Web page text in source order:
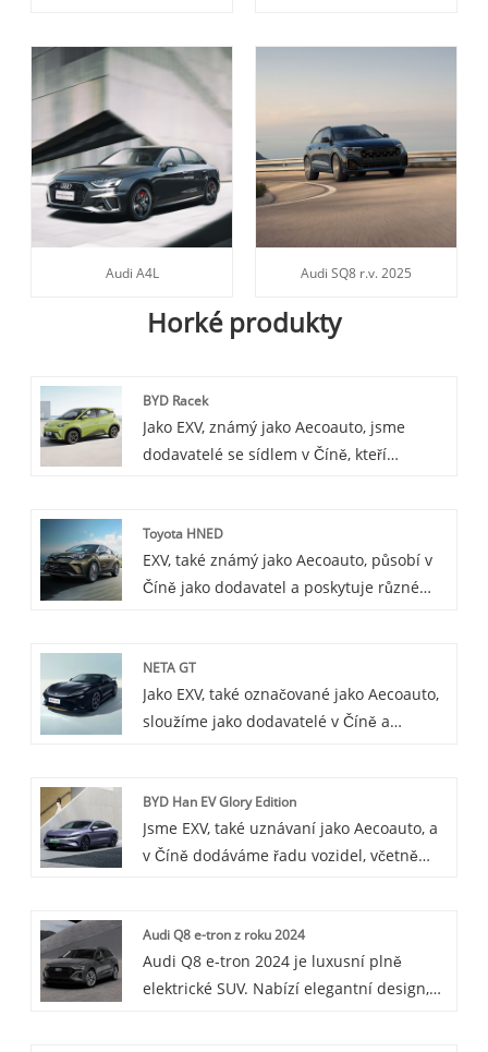
Audi A4L Audi SQ8 r.v. 2025
Horké produkty
BYD Racek
Jako EXV, známý jako Aecoauto, jsme
dodavatelé se sídlem v Číně, kteří
Seagull má stylový a atmosférický design
exteriéru s prostorným a pohodlným
vnitřním prostorem. Je vybavena
dobrý zážitek z jízdy.
Toyota HNED
EXV, také známý jako Aecoauto, působí v
Číně jako dodavatel a poskytuje různé
oblíbené pro svůj stylový design a
praktické vlastnosti.
NETA GT
Jako EXV, také označované jako Aecoauto,
sloužíme jako dodavatelé v Číně a
trend v automobilovém průmyslu se svým
vynikajícím výkonem, elegantním
vzhledem a pohodlným interiérem, který
BYD Han EV Glory Edition
Jsme EXV, také uznávaní jako Aecoauto, a
v Číně dodáváme řadu vozidel, včetně
Audi Q8 e-tron z roku 2024
Audi Q8 e-tron 2024 je luxusní plně
elektrické SUV. Nabízí elegantní design,